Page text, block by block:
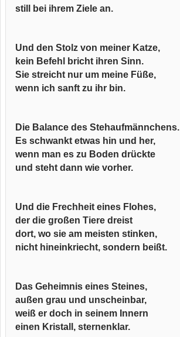
still bei ihrem Ziele an.
Und den Stolz von meiner Katze,
kein Befehl bricht ihren Sinn.
Sie streicht nur um meine Füße,
wenn ich sanft zu ihr bin.
Die Balance des Stehaufmännchens.
Es schwankt etwas hin und her,
wenn man es zu Boden drückte
und steht dann wie vorher.
Und die Frechheit eines Flohes,
der die großen Tiere dreist
dort, wo sie am meisten stinken,
nicht hineinkriecht, sondern beißt.
Das Geheimnis eines Steines,
außen grau und unscheinbar,
weiß er doch in seinem Innern
einen Kristall, sternenklar.